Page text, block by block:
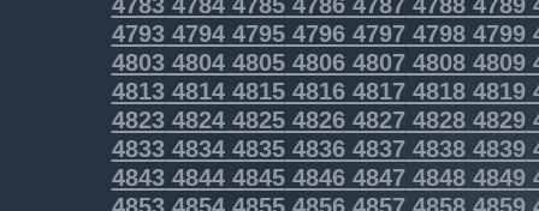
4793479447954796479747984799
4803480448054806480748084809
4813481448154816481748184819
4823482448254826482748284829
4833483448354836483748384839
4843484448454846484748484849